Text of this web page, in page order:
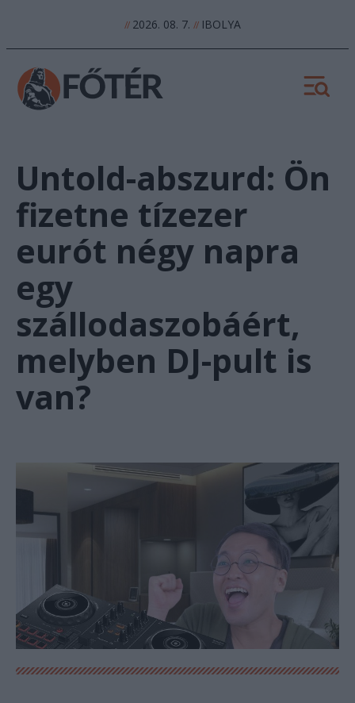
//2026. 08. 7. //IBOLYA
Untold-abszurd: Ön
fizetne tízezer
eurót négy napra
egy
szállodaszobáért,
melyben DJ-pult is
van?